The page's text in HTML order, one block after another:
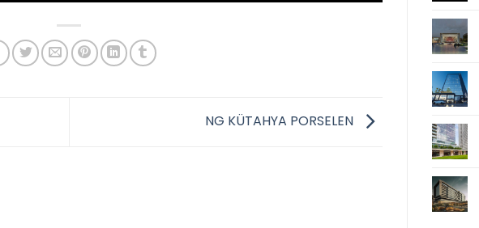
NG KÜTAHYA PORSELEN